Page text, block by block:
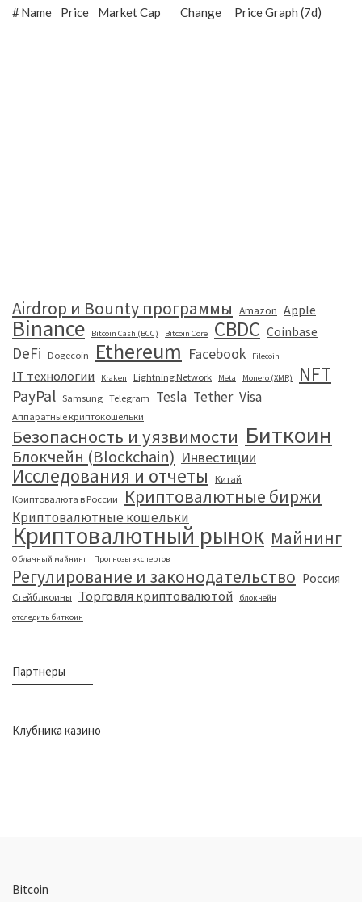
#Name Price Market Cap Change Price Graph (7d)
Airdrop и Bounty программы Amazon Apple
Binance Bitcoin Cash (BCC) Bitcoin Core CBDC Coinbase
DeFi Dogecoin Ethereum Facebook Filecoin
IT технологии Kraken Lightning Network Meta Monero (XMR) NFT
PayPal Samsung Telegram Tesla Tether Visa
Аппаратные криптокошельки
Безопасность и уязвимости Биткоин
Блокчейн (Blockchain) Инвестиции
Исследования и отчеты
Китай
Криптовалюта в России
Криптовалютные биржи
Криптовалютные кошельки
Криптовалютный рынок Майнинг
Облачный майнинг Прогнозы экспертов
Регулирование и законодательство Россия
Стейблкоины Торговля криптовалютой
блокчейн
отследить биткоин
Партнеры
Клубника казино
Bitcoin